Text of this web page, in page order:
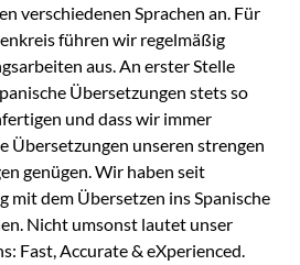
verschiedenen Sprachen an. Für
führen wir regelmäßig
aus. An erster Stelle
Übersetzungen stets so
und dass wir immer
Übersetzungen unseren strengen
genügen. Wir haben seit
mit dem Übersetzen ins Spanische
. Nicht umsonst lautet unser
Fast, Accurate & eXperienced.